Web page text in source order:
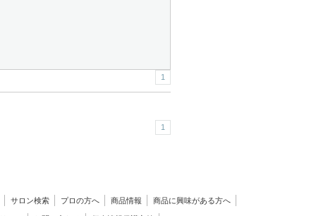
1
1
サロン検索 プロの方へ 商品情報 商品に興味がある方へ